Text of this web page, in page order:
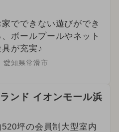
家でできない遊びができ
、ボールプールやネット
具が充実♪
愛知県常滑市
ンド イオンモール浜
520坪の会員制大型室内